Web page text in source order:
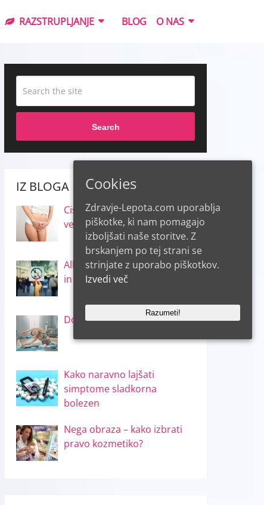
RAZSTRUPLJANJE BLOG O NAS
Search
IZ BLOGA
Cistitis in inkontinenca – kaj
vemo o njiju
Alkohol – o njegovih koristih
in škodi!
Doma porabite 500 kalorij
Kako naravno lajšati
simptome sladkorna
bolezen
Nega obraza – kako izbrati
pravo kozmetiko?
Cookies
Zdravje-Lepota.com uporablja
piškotke, ki nam pomagajo
izboljšati naše storitve. Z
brskanjem po tej strani se
strinjate z uporabo piškotkov.
Izvedi več
Razumeti!